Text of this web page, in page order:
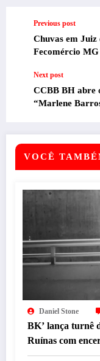
Previous post
Chuvas em Juiz
Fecomércio
Next post
CCBB BH abre
“Marlene
VOCÊ
Daniel Stone
BK’ lança turnê
Ruínas com